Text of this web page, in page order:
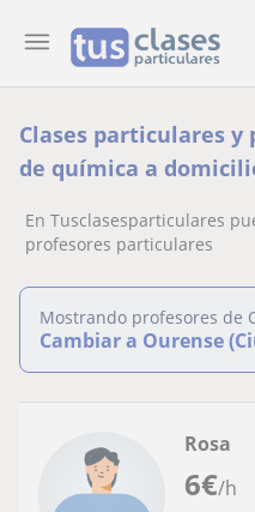
Clases particulares
de química a
En Tusclasesparticulares
profesores particulares
Mostrando profesores de
Cambiar a Ourense
6€/h
Rosa